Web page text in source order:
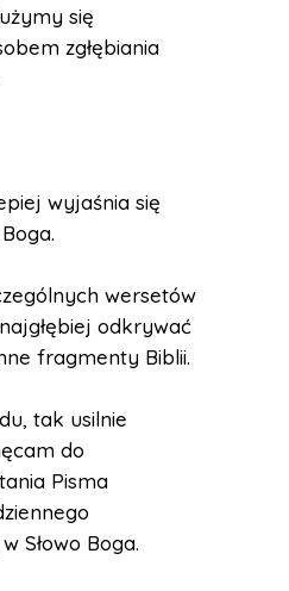
się
zgłębiania
wyjaśnia się
wersetów
odkrywać
fragmenty Biblii.
tak usilnie
do
Pisma
Słowo Boga.